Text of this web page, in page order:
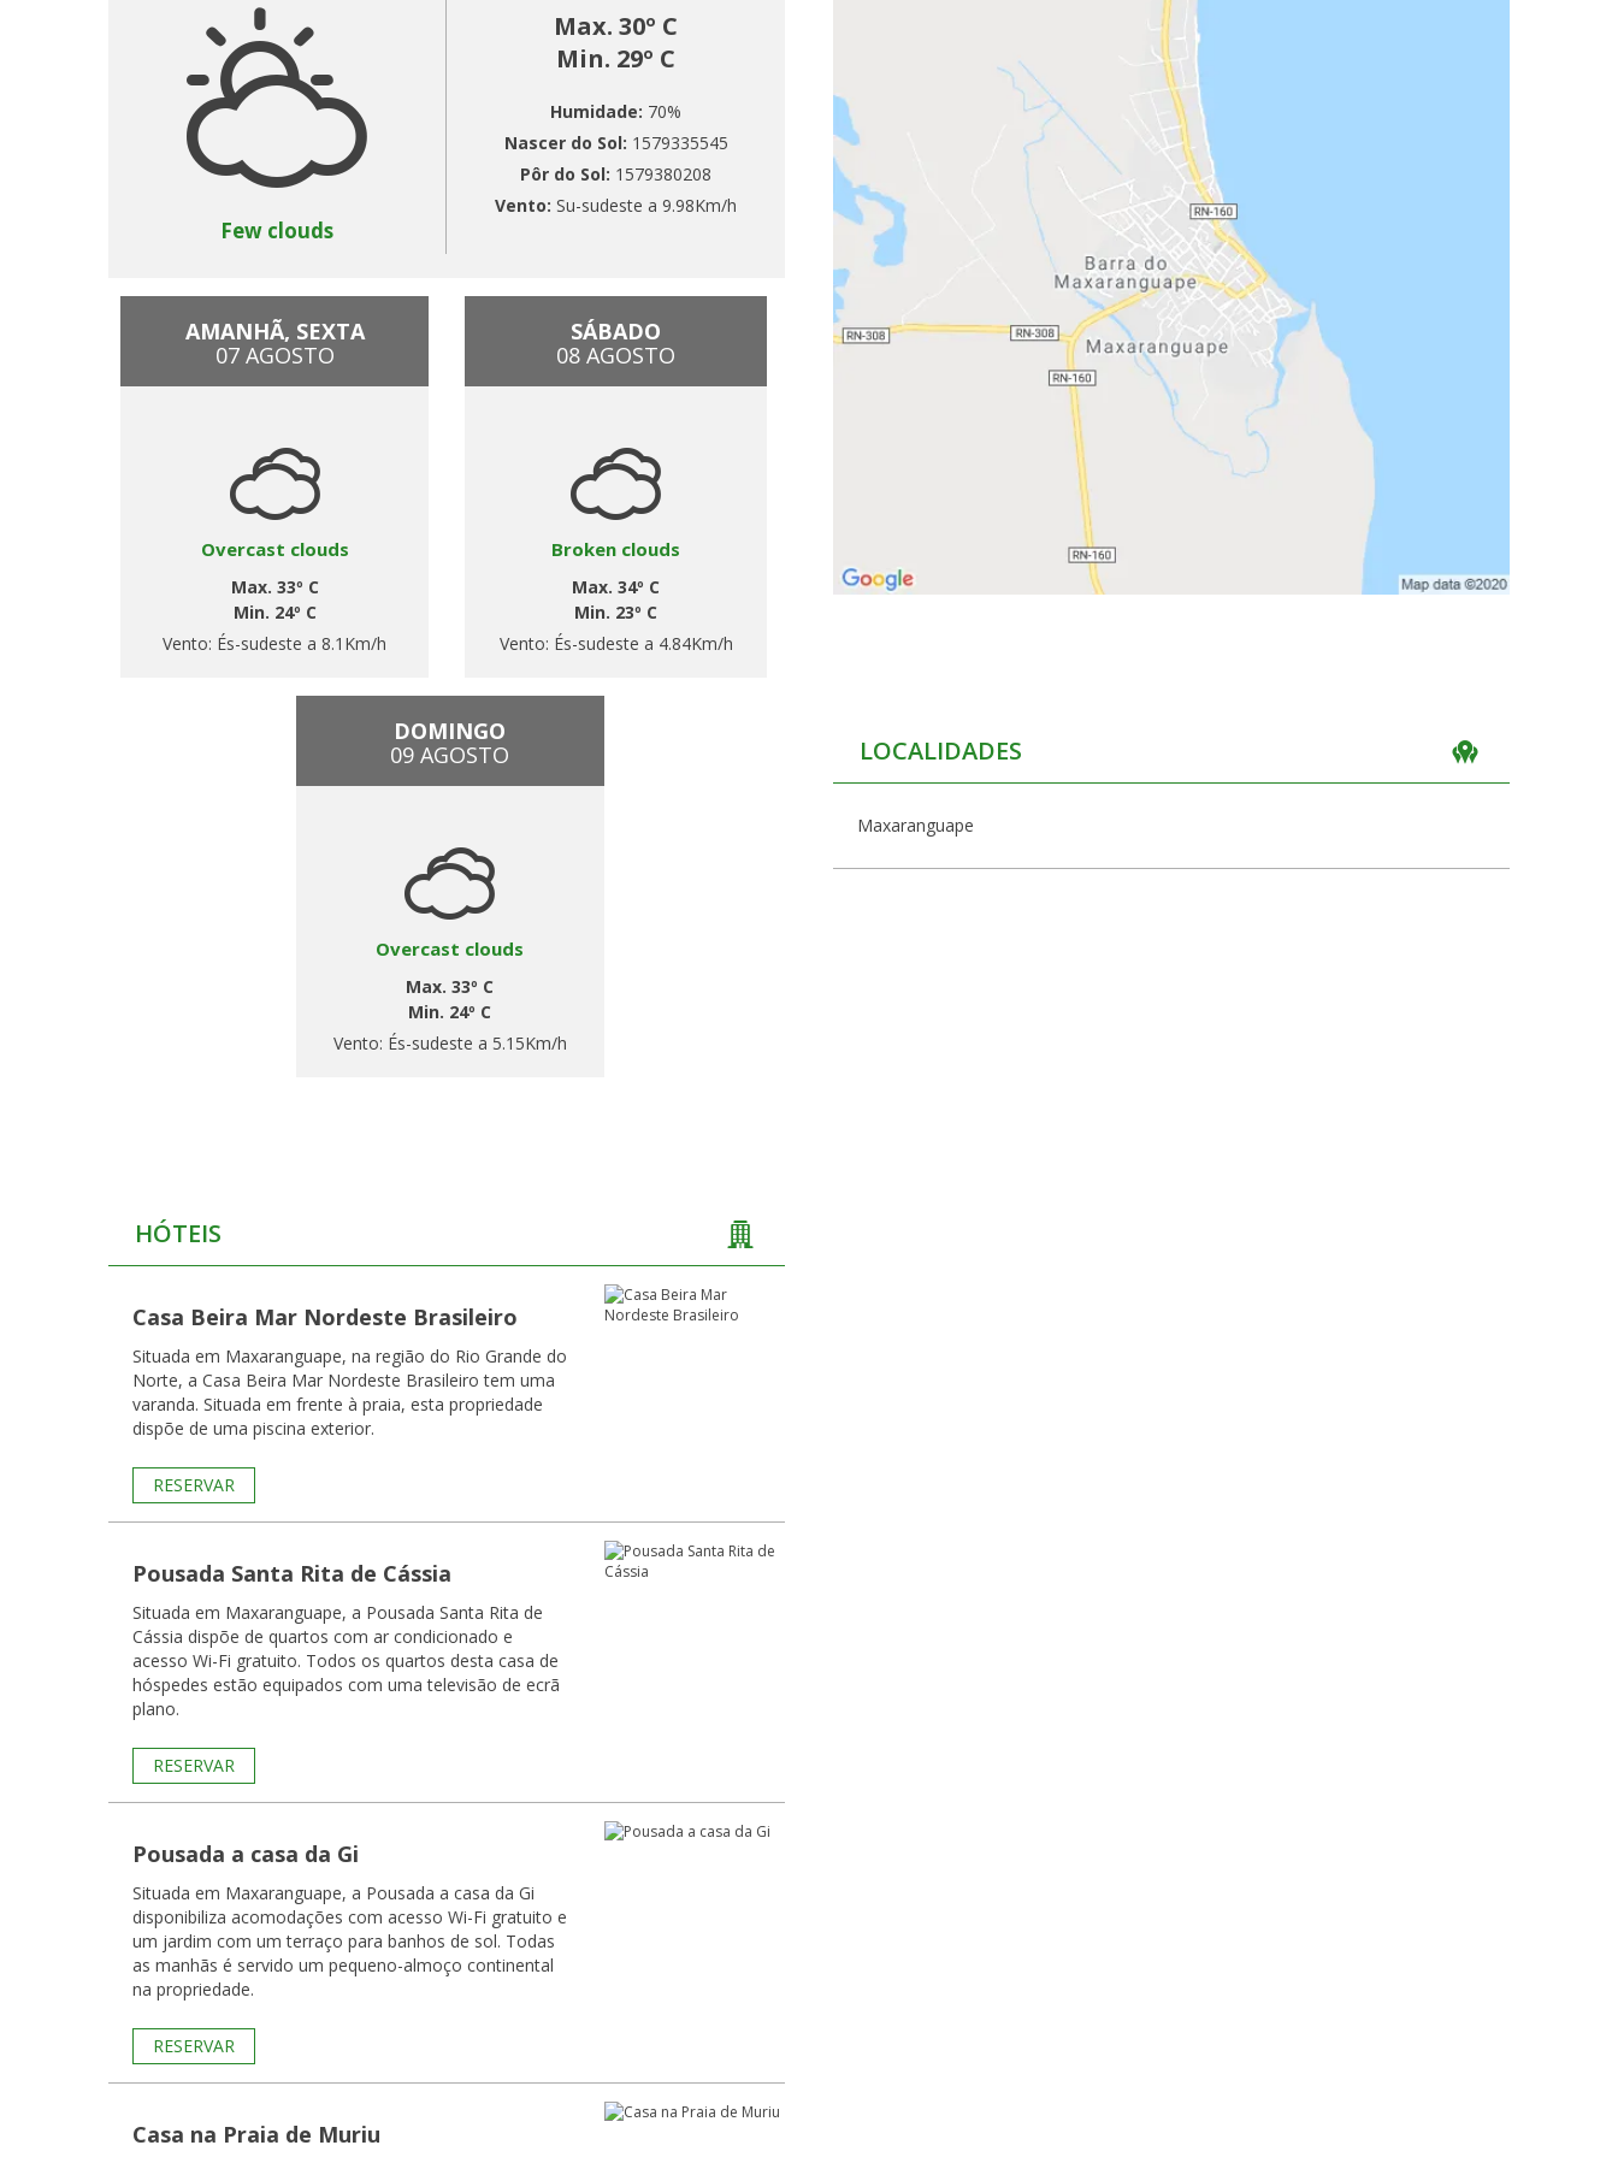
Few clouds
Max. 30º C
Min. 29º C
Humidade: 70%
Nascer do Sol: 1579335545
Pôr do Sol: 1579380208
Vento: Su-sudeste a 9.98Km/h
AMANHÃ, SEXTA
07 AGOSTO
Overcast clouds
Max. 33º C
Min. 24º C
Vento: És-sudeste a 8.1Km/h
SÁBADO
08 AGOSTO
Broken clouds
Max. 34º C
Min. 23º C
Vento: És-sudeste a 4.84Km/h
DOMINGO
09 AGOSTO
Overcast clouds
Max. 33º C
Min. 24º C
Vento: És-sudeste a 5.15Km/h
HÓTEIS
Casa Beira Mar Nordeste Brasileiro
Situada em Maxaranguape, na região do Rio Grande do
Norte, a Casa Beira Mar Nordeste Brasileiro tem uma
varanda. Situada em frente à praia, esta propriedade
dispõe de uma piscina exterior.
RESERVAR
Pousada Santa Rita de Cássia
Situada em Maxaranguape, a Pousada Santa Rita de
Cássia dispõe de quartos com ar condicionado e
acesso Wi-Fi gratuito. Todos os quartos desta casa de
hóspedes estão equipados com uma televisão de ecrã
plano.
RESERVAR
Pousada a casa da Gi
Situada em Maxaranguape, a Pousada a casa da Gi
disponibiliza acomodações com acesso Wi-Fi gratuito e
um jardim com um terraço para banhos de sol. Todas
as manhãs é servido um pequeno-almoço continental
na propriedade.
RESERVAR
Casa na Praia de Muriu
LOCALIDADES
Maxaranguape